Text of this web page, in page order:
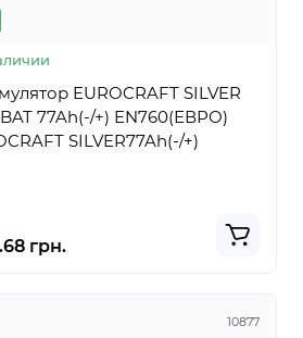
EUROCRAFT SILVER
77Ah(-/+) EN760(ЕВРО)
SILVER77Ah(-/+)
грн.
10877